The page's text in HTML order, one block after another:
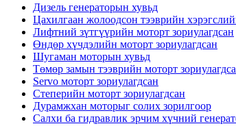
Дизель генераторын хувьд
Цахилгаан жолоодсон тээврийн
Лифтний зүтгүүрийн моторт зориулагдсан
Өндөр хүчдэлийн моторт зориулагдсан
Шугаман моторын хувьд
Төмөр замын тээврийн моторт
Servo моторт зориулагдсан
Степерийн моторт зориулагдсан
Дурамжхан моторыг солих зорилгоор
Салхи ба гидравлик эрчим хүчний